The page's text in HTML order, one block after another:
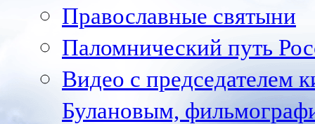
Православные святыни
Паломнический путь
Видео с председателем
Булановым,